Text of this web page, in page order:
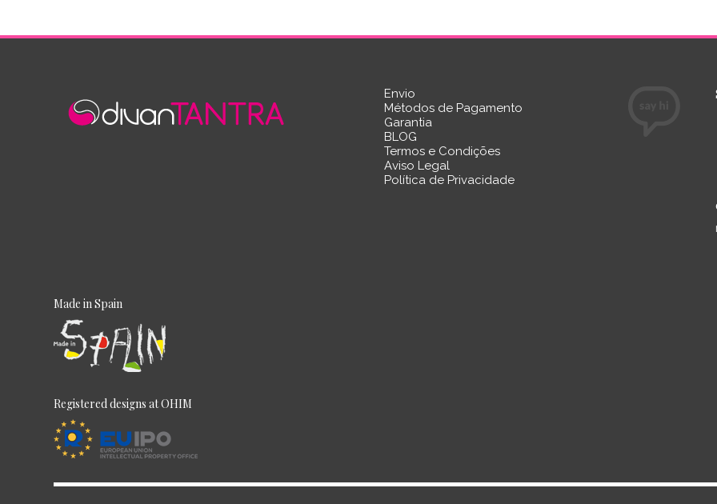
Envio
Métodos de Pagamento
Garantia
BLOG
Termos e Condições
Aviso Legal
Política de Privacidade
Made in Spain
Registered designs at OHIM